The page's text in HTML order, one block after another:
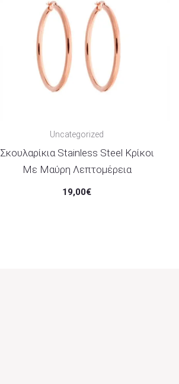
Uncategorized
Σκουλαρίκια Stainless Steel Κρίκοι
Με Μαύρη Λεπτομέρεια
19,00€